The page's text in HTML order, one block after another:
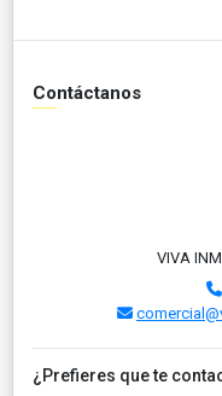
Contáctanos
VIVA
¿Prefieres que te